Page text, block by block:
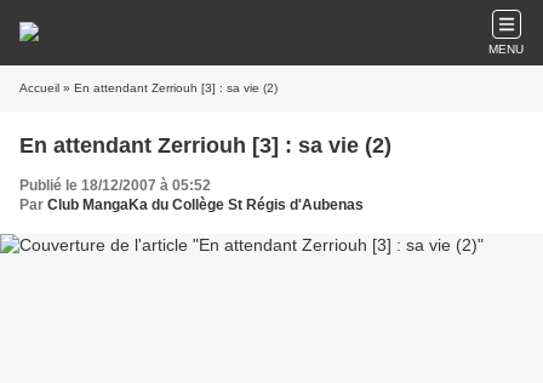
MENU
Accueil » En attendant Zerriouh [3] : sa vie (2)
En attendant Zerriouh [3] : sa vie (2)
Publié le 18/12/2007 à 05:52
Par Club MangaKa du Collège St Régis d'Aubenas